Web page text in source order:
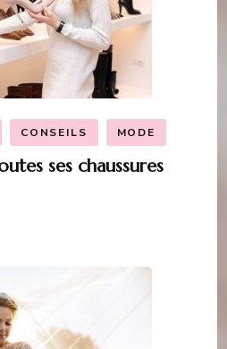
CONSEILS MODE
ses chaussures